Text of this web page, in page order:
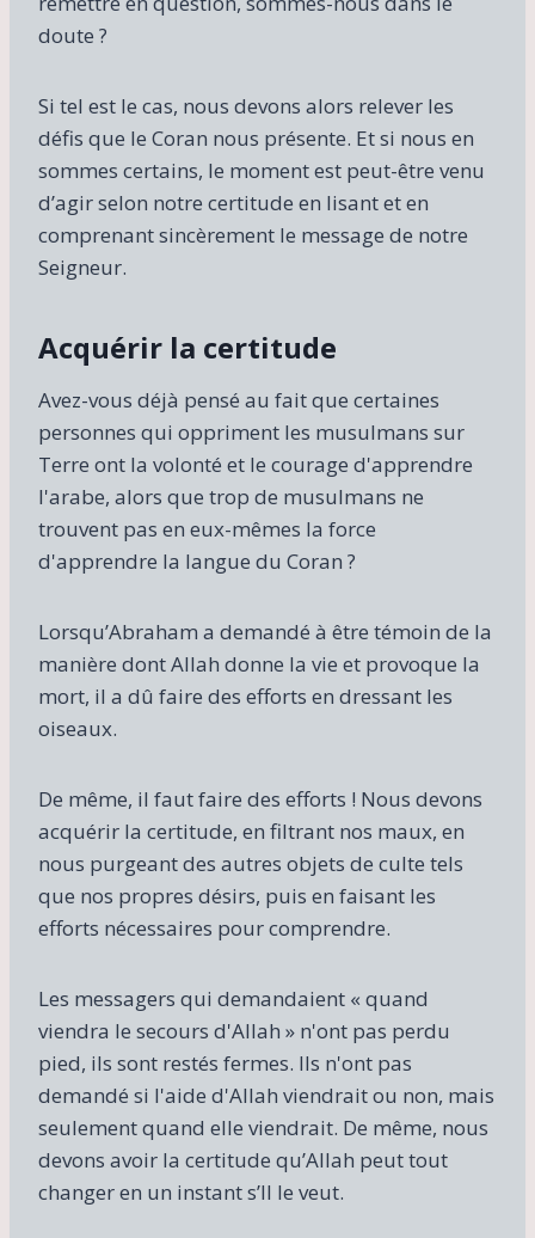
doute ?
Si tel est le cas, nous devons alors relever les
défis que le Coran nous présente. Et si nous en
sommes certains, le moment est peut-être venu
d’agir selon notre certitude en lisant et en
comprenant sincèrement le message de notre
Seigneur.
Acquérir la certitude
Avez-vous déjà pensé au fait que certaines
personnes qui oppriment les musulmans sur
Terre ont la volonté et le courage d'apprendre
l'arabe, alors que trop de musulmans ne
trouvent pas en eux-mêmes la force
d'apprendre la langue du Coran ?
Lorsqu’Abraham a demandé à être témoin de la
manière dont Allah donne la vie et provoque la
mort, il a dû faire des efforts en dressant les
oiseaux.
De même, il faut faire des efforts ! Nous devons
acquérir la certitude, en filtrant nos maux, en
nous purgeant des autres objets de culte tels
que nos propres désirs, puis en faisant les
efforts nécessaires pour comprendre.
Les messagers qui demandaient « quand
viendra le secours d'Allah » n'ont pas perdu
pied, ils sont restés fermes. Ils n'ont pas
demandé si l'aide d'Allah viendrait ou non, mais
seulement quand elle viendrait. De même, nous
devons avoir la certitude qu’Allah peut tout
changer en un instant s’Il le veut.